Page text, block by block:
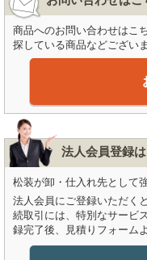
商品へのお問い合わせはこ
探している商品などござい
法人会員登録
松装が卸・仕入れ先として
法人会員にご登録いただく
続取引には、特別なサービ
録完了後、見積りフォーム